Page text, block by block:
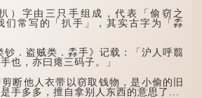
对农
酷热
。若
以湿
日高
五行当中“金”对应秋
季，代表凉爽肃杀之
气。“运”是“运行”，描写大
转。
“荆扬”指荆州（湖北）
和扬州（江苏），泛指长江
中下游地区，“...
字由三只手组成，代表「偷窃之
们常写的「扒手」，其实古字为「掱
．盗贼类．掱手》记载：「沪人呼翦
也，亦曰瘪三码子。」
他人衣带以窃取钱物，是小偷的旧
手多多，擅自拿别人东西的意思了...